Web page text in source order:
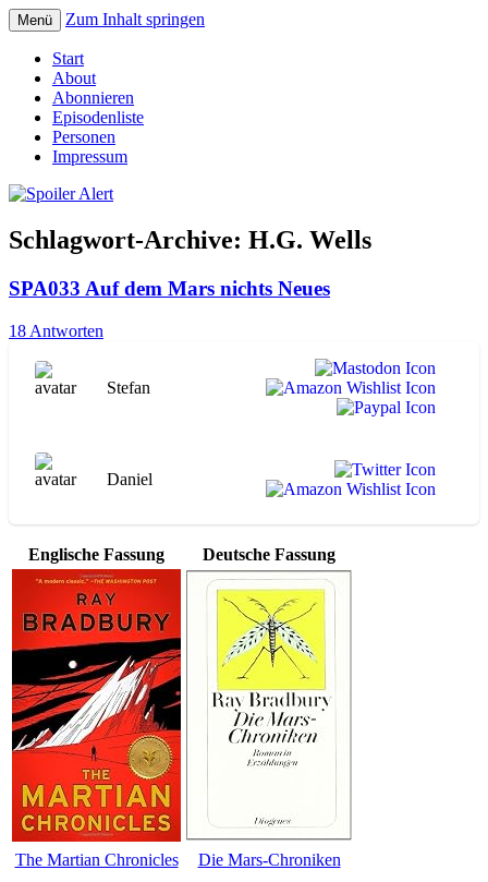
Spoiler Alert
Erfahrungshintergrund
Menü Zum Inhalt springen
Start
About
Abonnieren
Episodenliste
Personen
Impressum
Schlagwort-Archive: H.G. Wells
SPA033 Auf dem Mars nichts Neues
18 Antworten
Stefan
Daniel
Englische Fassung Deutsche Fassung
The Martian Chronicles Die Mars-Chroniken